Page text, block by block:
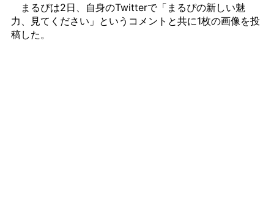
まるぴは2日、自身のTwitterで「まるぴの新しい魅
力、見てください」というコメントと共に1枚の画像を投
稿した。